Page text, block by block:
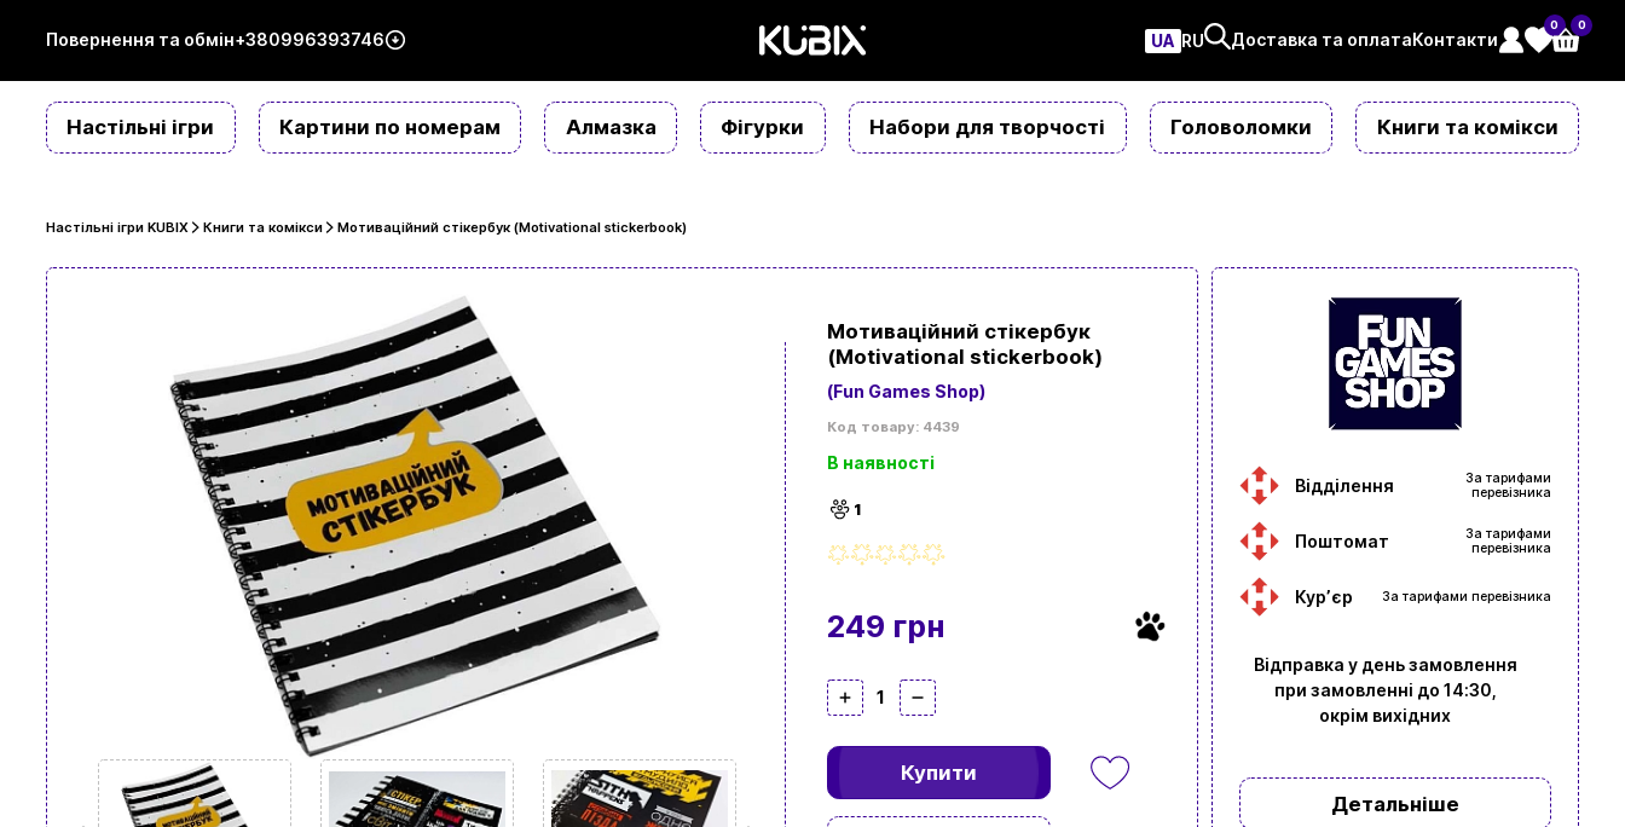
Повернення та обмін+380996393746 UA ㅤRU Доставка та оплатаКонтакти
0 0
Настільні ігри Картини по номерам Алмазка Фігурки Набори для творчості Головоломки Книги та комікси
Настільні ігри KUBIX Книги та комікси Мотиваційний стікербук (Motivational stickerbook)
Мотиваційний стікербук
(Motivational stickerbook)
(Fun Games Shop)
Код товару: 4439
В наявності
1
249 грн
1
Купити
Відділення
За тарифами
перевізника
Поштомат
За тарифами
перевізника
Курʼєр За тарифами перевізника
Відправка у день замовлення
при замовленні до 14:30,
окрім вихідних
Детальніше